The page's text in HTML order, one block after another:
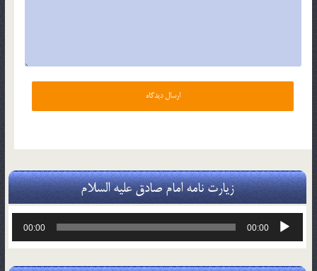
زیارت نامه امام صادق علیه السلام
پخش‌کننده
00:00
00:00